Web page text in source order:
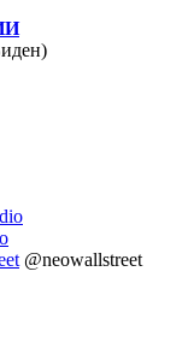
@neowallstreet